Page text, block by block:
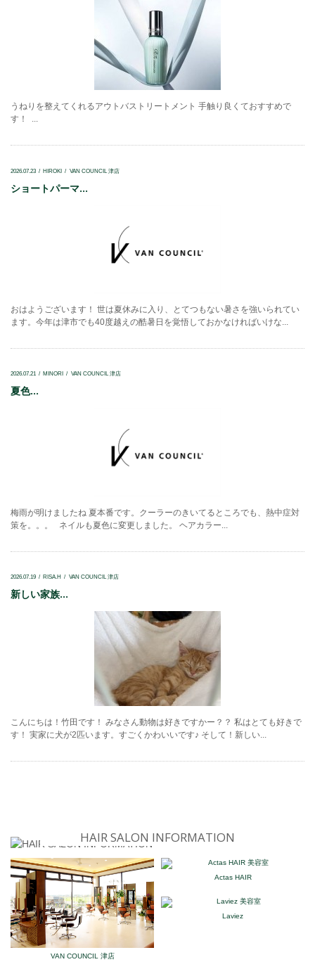
うねりを整えてくれるアウトバストリートメント 手触り良くておすすめで
す！ ...
2026.07.23 HIROKI VAN COUNCIL 津店
ショートパーマ...
おはようございます！ 世は夏休みに入り、とてつもない暑さを強いられてい
ます。今年は津市でも40度越えの酷暑日を覚悟しておかなければいけな...
2026.07.21 MINORI VAN COUNCIL 津店
夏色...
梅雨が明けましたね 夏本番です。クーラーのきいてるところでも、熱中症対
策を。。。 ネイルも夏色に変更しました。 ヘアカラー...
2026.07.19 RISA.H VAN COUNCIL 津店
新しい家族...
こんにちは！竹田です！ みなさん動物は好きですかー？？ 私はとても好きで
す！ 実家に犬が2匹います。すごくかわいいです♪ そして！新しい...
HAIR SALON INFORMATION
VAN COUNCIL 津店
Actas HAIR
Laviez